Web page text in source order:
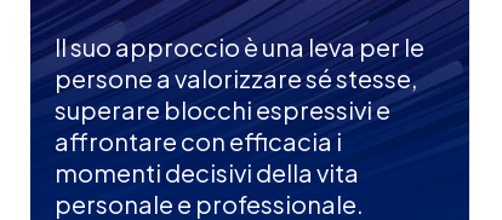
Il suo approccio è una leva per le
persone a valorizzare sé stesse,
superare blocchi espressivi e
affrontare con efficacia i
momenti decisivi della vita
personale e professionale.